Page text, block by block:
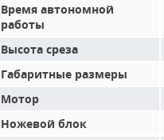
Время автономной
работы
Высота среза
Габаритные размеры
Мотор
Ножевой блок